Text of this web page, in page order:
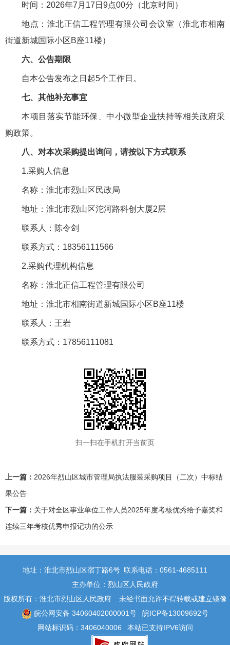
时间：2026年7月17日9点00分（北京时间）
地点：淮北正信工程管理有限公司会议室（淮北市相南
街道新城国际小区B座11楼）
六、公告期限
自本公告发布之日起5个工作日。
七、其他补充事宜
本项目落实节能环保、中小微型企业扶持等相关政府采
购政策。
八、对本次采购提出询问，请按以下方式联系
1.采购人信息
名称：淮北市烈山区民政局
地址：淮北市烈山区沱河路科创大厦2层
联系人：陈令剑
联系方式：18356111566
2.采购代理机构信息
名称：淮北正信工程管理有限公司
地址：淮北市相南街道新城国际小区B座11楼
联系人：王岩
联系方式：17856111081
扫一扫在手机打开当前页
上一篇： 2026年烈山区城市管理局执法服装采购项目（二次）中标结
果公告
下一篇： 关于对全区事业单位工作人员2025年度考核优秀给予嘉奖和
连续三年考核优秀申报记功的公示
地址：淮北市烈山区宿丁路6号 联系电话：0561-4685111
主办单位：烈山区人民政府
版权所有：淮北市烈山区人民政府
未经书面允许不得转载或建立镜像
皖公网安备 34060402000001号
皖ICP备13009692号
网站标识码：3406040006
本站已支持IPV6访问